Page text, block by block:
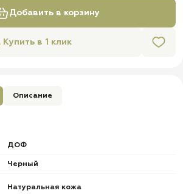
Добавить в корзину
Купить в 1 клик
Описание
ДОФ
Черный
Натуральная кожа